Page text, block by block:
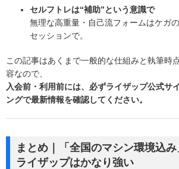
セルフトレは“補助”という意識で
無理な高重量・自己流フォームはケガ
セッションで。
この記事はあくまで一般的な仕組みと執筆時
容なので、
入会前・利用前には、必ずライザップ公式サ
ングで最新情報を確認してください。
まとめ｜「全国のマシン環境込み
ライザップはかなり強い